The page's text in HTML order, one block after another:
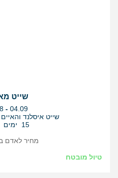
שייט
התאריכים,
- 04.09
שייט איסלנד והאיים
15 ימים
טיול מובטח
מחיר לאדם